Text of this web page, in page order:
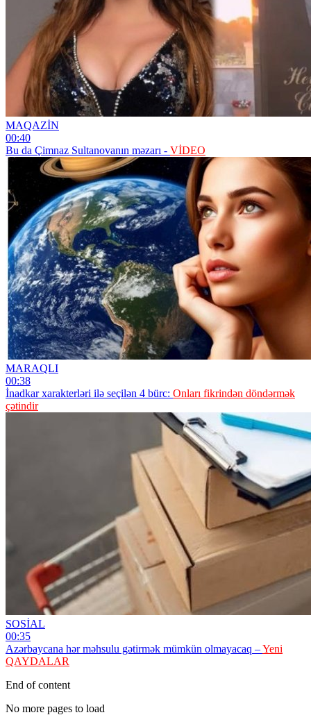
MAQAZİN
00:40
Bu da Çimnaz Sultanovanın məzarı - VİDEO
MARAQLI
00:38
İnadkar xarakterləri ilə seçilən 4 bürc: Onları fikrindən döndərmək
çətindir
SOSİAL
00:35
Azərbaycana hər məhsulu gətirmək mümkün olmayacaq –Yeni
QAYDALAR
End of content
No more pages to load